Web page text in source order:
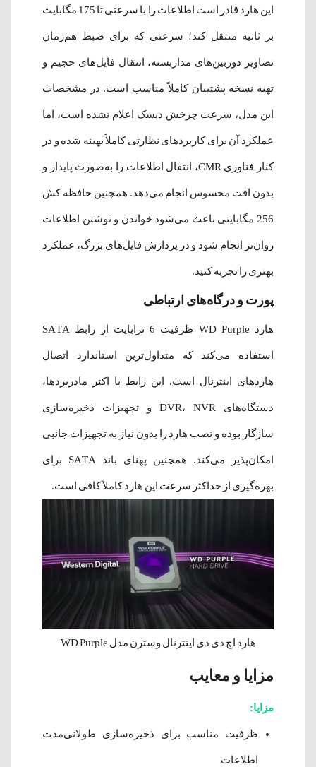
این هارد قادر است اطلاعات را با سرعتی تا 175 مگابایت
بر ثانیه منتقل کند؛ سرعتی که برای ضبط هم‌زمان
تصاویر دوربین‌های مداربسته، انتقال فایل‌های حجیم و
تهیه نسخه پشتیبان کاملاً مناسب است. در مشخصات
این مدل، سرعت چرخش دیسک اعلام نشده است، اما
عملکرد آن برای کاربردهای نظارتی کاملاً بهینه شده و در
کنار فناوری CMR، انتقال اطلاعات را به‌صورت پایدار و
بدون افت محسوس انجام می‌دهد. همچنین حافظه کش
256 مگابایتی باعث می‌شود خواندن و نوشتن اطلاعات
روان‌تر انجام شود و در پردازش فایل‌های بزرگ، عملکرد
بهتری را تجربه کنید.
پورت و درگاه‌های ارتباطی
هارد WD Purple ظرفیت 6 ترابایت از رابط SATA
استفاده می‌کند که متداول‌ترین استاندارد اتصال
هاردهای اینترنال است. این رابط با اکثر مادربردها،
دستگاه‌های DVR، NVR و تجهیزات ذخیره‌سازی
سازگار بوده و نصب هارد را بدون نیاز به تجهیزات جانبی
امکان‌پذیر می‌کند. همچنین پهنای باند SATA برای
بهره‌گیری از حداکثر سرعت این هارد کاملاً کافی است.
هارد اچ دی دی اینترنال وسترن مدل WD Purple
مزایا و معایب
مزایا:
ظرفیت مناسب برای ذخیره‌سازی طولانی‌مدت
اطلاعات